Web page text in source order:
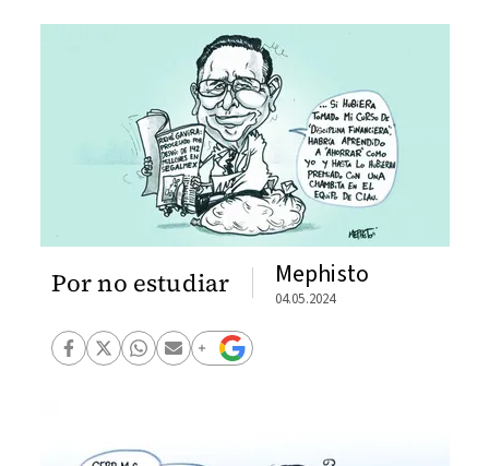
Por no estudiar Mephisto
04.05.2024